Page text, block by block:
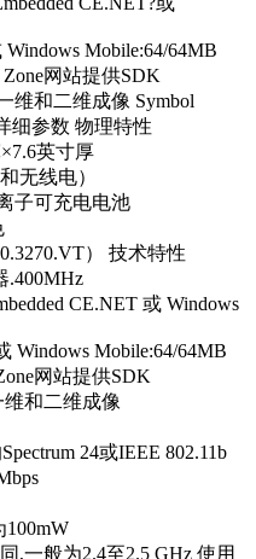
Mobile:64/64MB
网站提供SDK
维和二维成像 Symbol
细参数 物理特性
英寸厚
无线电）
子可充电电池
） 技术特性
CE.NET 或 Windows
Mobile:64/64MB
网站提供SDK
和二维成像
24或IEEE 802.11b
100mW
,一般为2.4至2.5 GHz 使用